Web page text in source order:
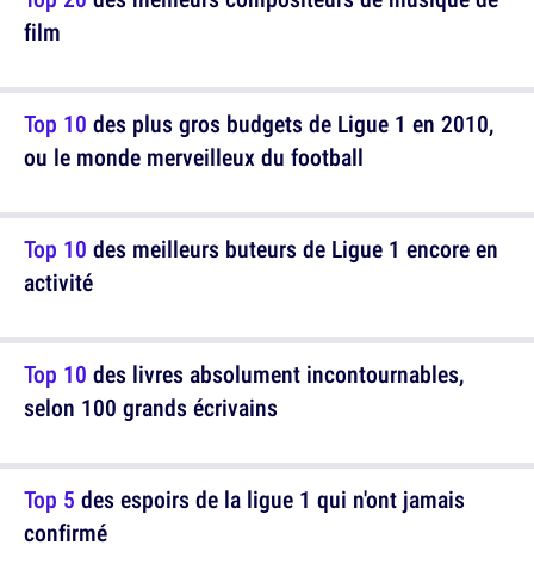
Top 10 des plus gros budgets de Ligue 1 en 2010,
ou le monde merveilleux du football
Top 10 des livres absolument incontournables,
selon 100 grands écrivains
film
Top 10 des meilleurs buteurs de Ligue 1 encore en
activité
Top 5 des espoirs de la ligue 1 qui n'ont jamais
confirmé